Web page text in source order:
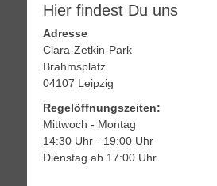
Hier findest Du uns
Adresse
Clara-Zetkin-Park
Brahmsplatz
04107 Leipzig
Regelöffnungszeiten:
Mittwoch - Montag
14:30 Uhr - 19:00 Uhr
Dienstag ab 17:00 Uhr